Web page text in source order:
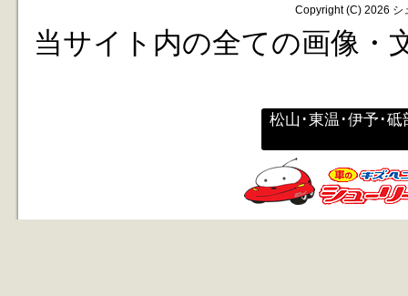
Copyright (C) 2026 シ
当サイト内の全ての画像・
松山･東温･伊予･